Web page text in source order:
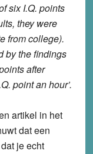
six I.Q. points
they were
from college).
by the findings
after
point an hour’.
artikel in het
dat een
je echt